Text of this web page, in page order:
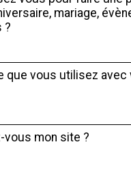
mariage,
?
que vous utilisez
vous mon site ?